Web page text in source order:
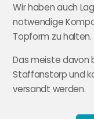
Wir haben auch
notwendige
Topform zu halten.
Das meiste davon
Staffanstorp und
versandt werden.